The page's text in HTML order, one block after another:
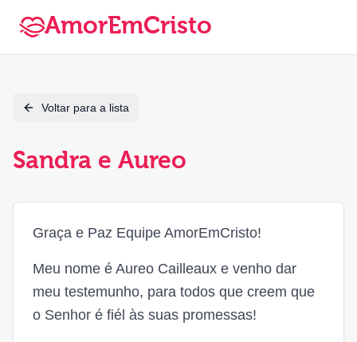
AmorEmCristo
Voltar para a lista
Sandra e Aureo
Graça e Paz Equipe AmorEmCristo!
Meu nome é Aureo Cailleaux e venho dar
meu testemunho, para todos que creem que
o Senhor é fiél às suas promessas!